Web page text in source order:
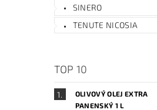
SINERO
TENUTE NICOSIA
TOP 10
OLIVOVÝ OLEJ EXTRA
PANENSKÝ 1 L